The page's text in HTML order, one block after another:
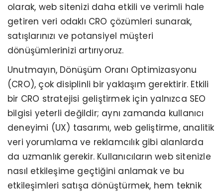
olarak, web sitenizi daha etkili ve verimli hale
getiren veri odaklı CRO çözümleri sunarak,
satışlarınızı ve potansiyel müşteri
dönüşümlerinizi artırıyoruz.
Unutmayın, Dönüşüm Oranı Optimizasyonu
(CRO), çok disiplinli bir yaklaşım gerektirir. Etkili
bir CRO stratejisi geliştirmek için yalnızca SEO
bilgisi yeterli değildir; aynı zamanda kullanıcı
deneyimi (UX) tasarımı, web geliştirme, analitik
veri yorumlama ve reklamcılık gibi alanlarda
da uzmanlık gerekir. Kullanıcıların web sitenizle
nasıl etkileşime geçtiğini anlamak ve bu
etkileşimleri satışa dönüştürmek, hem teknik